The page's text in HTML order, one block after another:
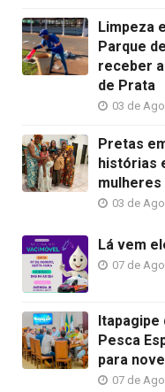
Limpeza
Parque
receber
de Prata
03 de
Pretas
histórias
03 de
Lá vem
07 de
Itapagipe
Pesca
para
07 de